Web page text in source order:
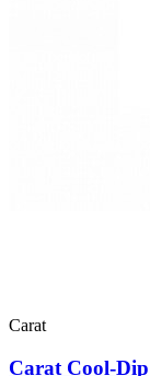
Carat
Carat Cool-Dip